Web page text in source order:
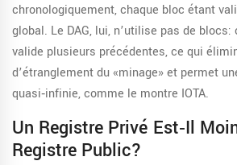
chronologiquement, chaque bloc étant
global. Le DAG, lui, n’utilise pas de
valide plusieurs précédentes, ce qui
d’étranglement du «minage» et permet
quasi‑infinie, comme le montre IOTA.
Un Registre Privé Est‑il
Registre Public?